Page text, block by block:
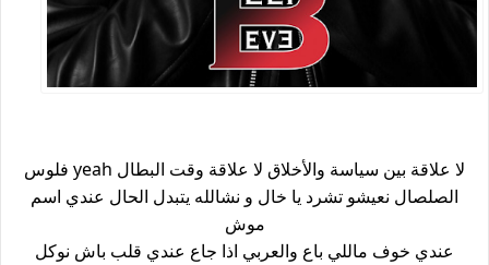
لا علاقة بين سياسة والأخلاق لا علاقة وقت البطال yeah فلوس
الصلصال نعيشو تشرد يا خال و نشالله يتبدل الحال عندي اسم
موش
عندي خوف ماللي باع والعربي اذا جاع عندي قلب باش نوكل